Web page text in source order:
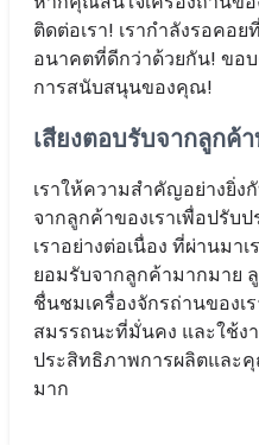
ติดต่อเรา! เรากำลังรอคอ
อนาคตที่ดีกว่าด้วยกัน! ขอ
การสนับสนุนของคุณ!
เสียงตอบรับจากลูกค้
เราให้ความสำคัญอย่างยิ่ง
จากลูกค้าของเราเพื่อปรั
เราอย่างต่อเนื่อง ที่ผ่านมา
ยอมรับจากลูกค้ามากมาย
ชื่นชมเครื่องจักรถ่านของเ
สมรรถนะที่มั่นคง และใช้ง
ประสิทธิภาพการผลิตแล
มาก